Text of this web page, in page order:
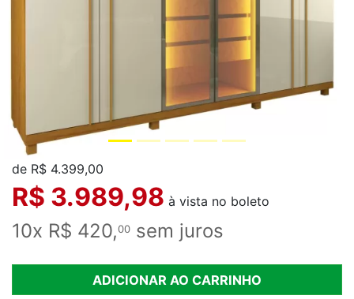
de R$ 4.399,00
R$ 3.989,98 à vista no boleto
10x R$ 420,00 sem juros
ADICIONAR AO CARRINHO